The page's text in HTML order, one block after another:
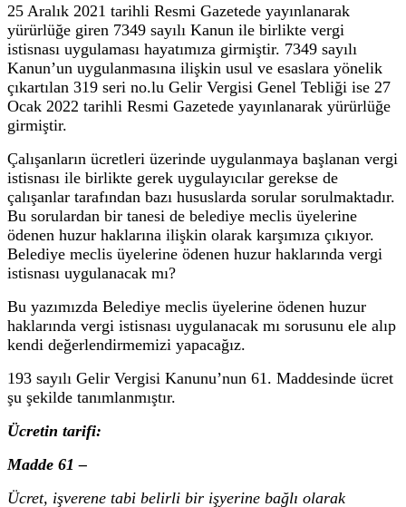
25 Aralık 2021 tarihli Resmi Gazetede yayınlanarak
yürürlüğe giren 7349 sayılı Kanun ile birlikte vergi
istisnası uygulaması hayatımıza girmiştir. 7349 sayılı
Kanun’un uygulanmasına ilişkin usul ve esaslara yönelik
çıkartılan 319 seri no.lu Gelir Vergisi Genel Tebliği ise 27
Ocak 2022 tarihli Resmi Gazetede yayınlanarak yürürlüğe
girmiştir.
Çalışanların ücretleri üzerinde uygulanmaya başlanan vergi
istisnası ile birlikte gerek uygulayıcılar gerekse de
çalışanlar tarafından bazı hususlarda sorular sorulmaktadır.
Bu sorulardan bir tanesi de belediye meclis üyelerine
ödenen huzur haklarına ilişkin olarak karşımıza çıkıyor.
Belediye meclis üyelerine ödenen huzur haklarında vergi
istisnası uygulanacak mı?
Bu yazımızda Belediye meclis üyelerine ödenen huzur
haklarında vergi istisnası uygulanacak mı sorusunu ele alıp
kendi değerlendirmemizi yapacağız.
193 sayılı Gelir Vergisi Kanunu’nun 61. Maddesinde ücret
şu şekilde tanımlanmıştır.
Ücretin tarifi:
Madde 61 –
Ücret, işverene tabi belirli bir işyerine bağlı olarak